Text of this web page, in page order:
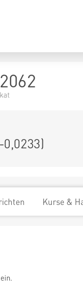
-0,0233)
Kurse &